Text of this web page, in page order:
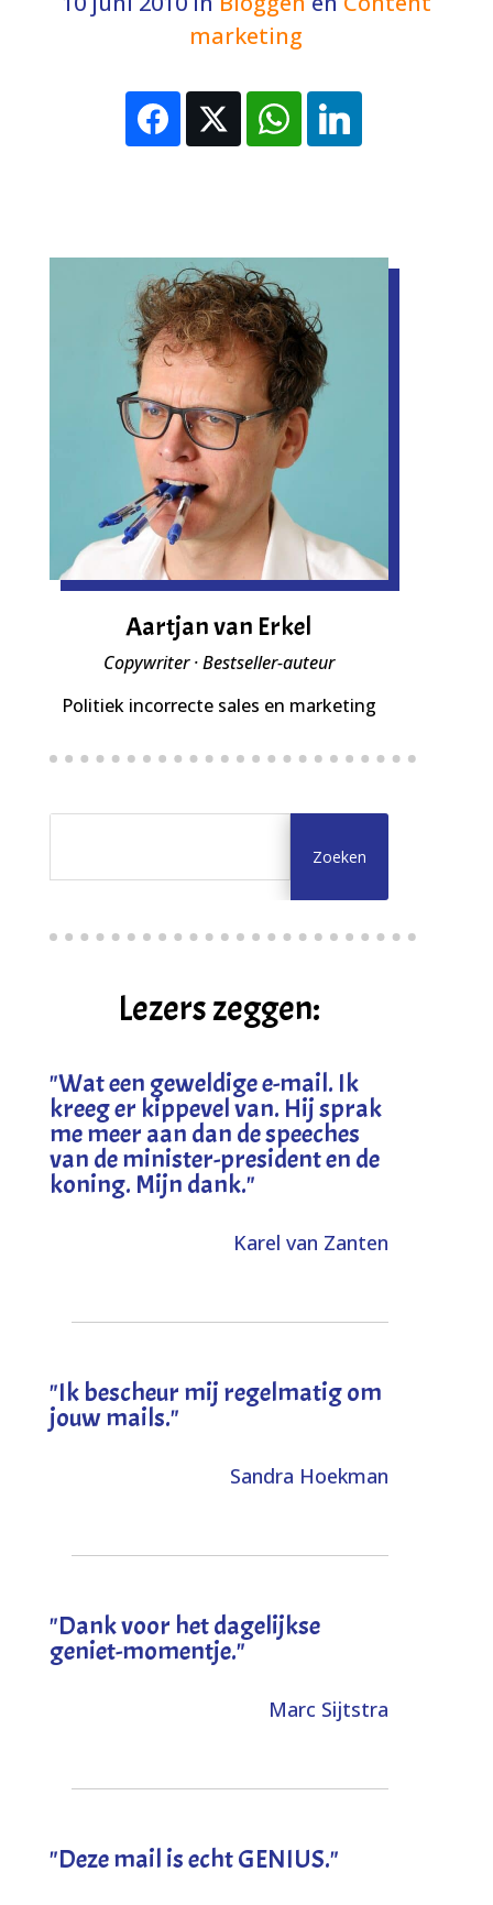
marketing
Aartjan van Erkel
Copywriter · Bestseller-auteur
Politiek incorrecte sales en marketing
Lezers zeggen:
"Wat een geweldige e-mail. Ik
kreeg er kippevel van. Hij sprak
me meer aan dan de speeches
van de minister-president en de
koning. Mijn dank."
Karel van Zanten
"Ik bescheur mij regelmatig om
jouw mails."
Sandra Hoekman
"Dank voor het dagelijkse
geniet-momentje."
Marc Sijtstra
"Deze mail is echt GENIUS."